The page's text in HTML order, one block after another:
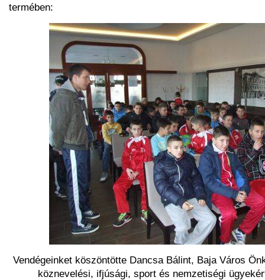
termében:
Vendégeinket köszöntötte Dancsa Bálint, Baja Város
köznevelési, ifjúsági, sport és nemzetiségi